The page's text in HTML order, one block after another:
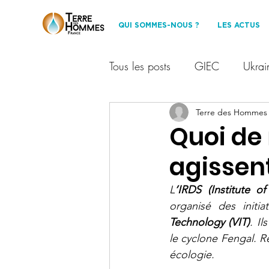
QUI SOMMES-NOUS ? LES ACTUS
Tous les posts GIEC
Financement participatif
Les Amis de TDHF
événement Protection
partenariat environnement
Quoi
Terre des Hommes
L’IRDS (Institute
organisé des
Technology (VIT).
le cyclone Fengal.
écologie.